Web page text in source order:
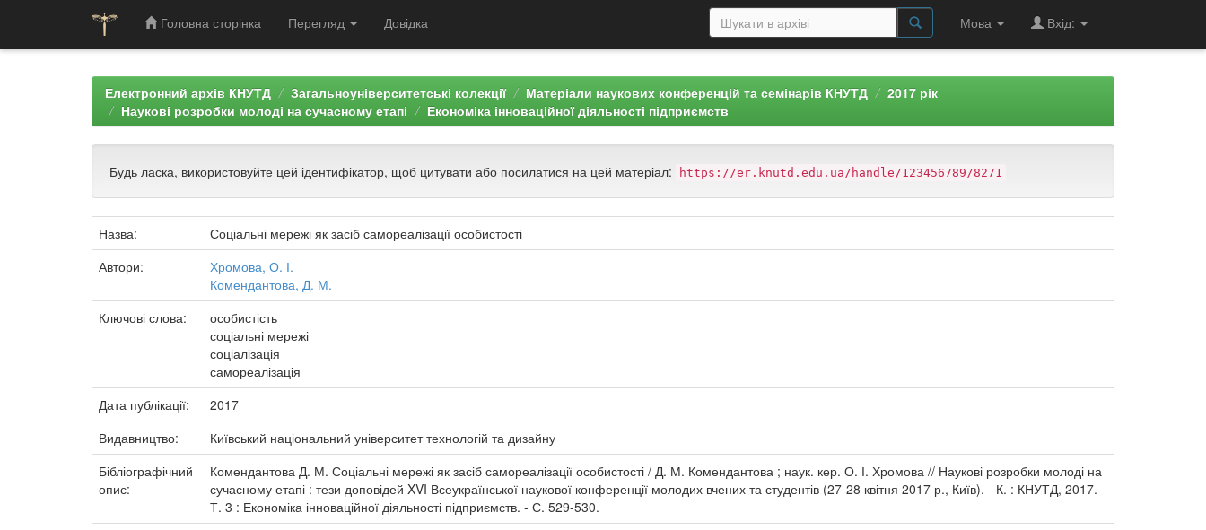
Головна сторінка Перегляд Довідка Мова Вхід:
Електронний архів КНУТД Загальноуніверситетські колекції Матеріали наукових конференцій та семінарів КНУТД
2017 рік
Наукові розробки молоді на сучасному етапі
Економіка інноваційної діяльності підприємств
Будь ласка, використовуйте цей ідентифікатор, щоб цитувати або посилатися на цей матеріал: https://er.knutd.edu.ua/handle/123456789/8271
Назва:
Соціальні мережі як засіб самореалізації особистості
Автори:
Хромова, О. І.
Комендантова, Д. М.
Ключові слова:
особистість
соціальні мережі
соціалізація
самореалізація
Дата публікації:
2017
Видавництво:
Київський національний університет технологій та дизайну
Бібліографічний
опис:
Комендантова Д. М. Соціальні мережі як засіб самореалізації особистості / Д. М. Комендантова ; наук. кер. О. І. Хромова // Наукові розробки молоді на
сучасному етапі : тези доповідей XVI Всеукраїнської наукової конференції молодих вчених та студентів (27-28 квітня 2017 р., Київ). - К. : КНУТД, 2017. -
Т. 3 : Економіка інноваційної діяльності підприємств. - С. 529-530.